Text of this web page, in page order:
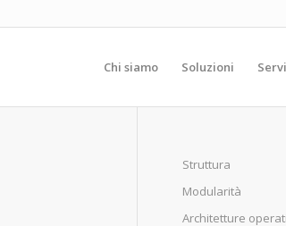
Chi siamo Soluzioni
Struttura
Modularità
Architetture